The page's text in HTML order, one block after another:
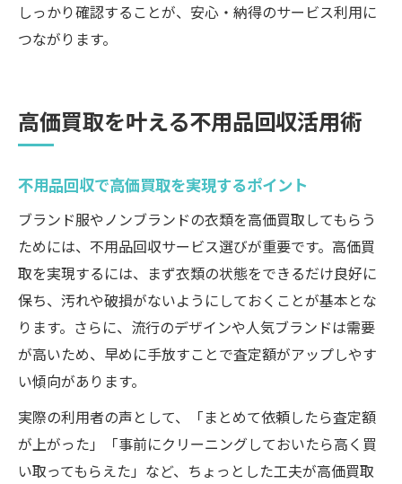
しっかり確認することが、安心・納得のサービス利用に
つながります。
高価買取を叶える不用品回収活用術
不用品回収で高価買取を実現するポイント
ブランド服やノンブランドの衣類を高価買取してもらう
ためには、不用品回収サービス選びが重要です。高価買
取を実現するには、まず衣類の状態をできるだけ良好に
保ち、汚れや破損がないようにしておくことが基本とな
ります。さらに、流行のデザインや人気ブランドは需要
が高いため、早めに手放すことで査定額がアップしやす
い傾向があります。
実際の利用者の声として、「まとめて依頼したら査定額
が上がった」「事前にクリーニングしておいたら高く買
い取ってもらえた」など、ちょっとした工夫が高価買取